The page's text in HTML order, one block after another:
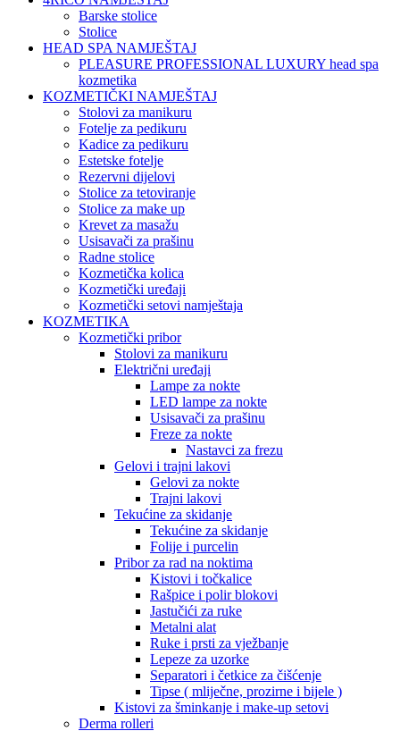
Barske stolice
Stolice
HEAD SPA NAMJEŠTAJ
PLEASURE PROFESSIONAL LUXURY head spa
kozmetika
KOZMETIČKI NAMJEŠTAJ
Stolovi za manikuru
Fotelje za pedikuru
Kadice za pedikuru
Estetske fotelje
Rezervni dijelovi
Stolice za tetoviranje
Stolice za make up
Krevet za masažu
Usisavači za prašinu
Radne stolice
Kozmetička kolica
Kozmetički uređaji
Kozmetički setovi namještaja
KOZMETIKA
Kozmetički pribor
Stolovi za manikuru
Električni uređaji
Lampe za nokte
LED lampe za nokte
Usisavači za prašinu
Freze za nokte
Nastavci za frezu
Gelovi i trajni lakovi
Gelovi za nokte
Trajni lakovi
Tekućine za skidanje
Tekućine za skidanje
Folije i purcelin
Pribor za rad na noktima
Kistovi i točkalice
Rašpice i polir blokovi
Jastučići za ruke
Metalni alat
Ruke i prsti za vježbanje
Lepeze za uzorke
Separatori i četkice za čišćenje
Tipse ( mliječne, prozirne i bijele )
Kistovi za šminkanje i make-up setovi
Derma rolleri